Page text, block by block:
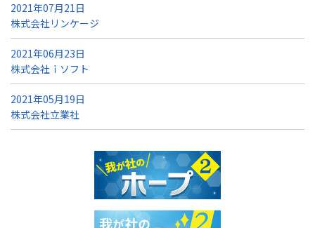
2021年07月21日
株式会社リンケージ
2021年06月23日
株式会社ｉソフト
2021年05月19日
株式会社立業社